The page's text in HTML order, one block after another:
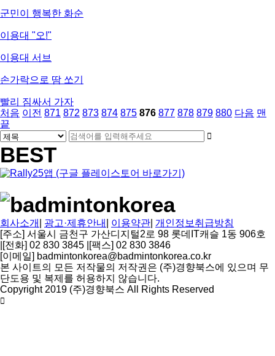
군민이 행복한 화순
이용대 "오!"
이용대 서브
손가락으로 땀 쏘기
빨리 짐싸서 가자
처음 이전 871 페
지
872 페
지
873페
지
874페
지
875페
지
열
876페
지
877페
지
878페
지
879페
880페다음 맨
끝
게
시
물
검
색
검
색
대
상
검
색
필
수
BEST
회사소개 광고·제휴안내 이용약관 개인정보취급방침
[주소] 서울시 금천구 가산디지털2로 98 롯데IT캐슬 1동 906호
[전화] 02 830 3845 [팩스] 02 830 3846
[이메일] badmintonkorea@badmintonkorea.co.kr
본 사이트의 모든 저작물의 저작권은 (주)경향북스에 있으며 무
단도용 및 복제를 허용하지 않습니다.
Copyright 2019 (주)경향북스 All Rights Reserved